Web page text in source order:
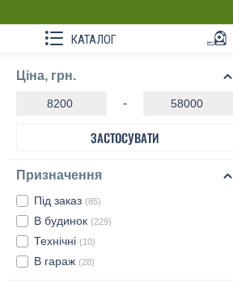
КАТАЛОГ
Ціна, грн.
-
ЗАСТОСУВАТИ
Призначення
Під заказ (85)
В будинок (229)
Технічні (10)
В гараж (28)